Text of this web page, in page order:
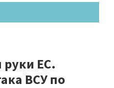
руки ЕС.
ВСУ по